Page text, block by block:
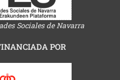
Sociales de Navarra
POR